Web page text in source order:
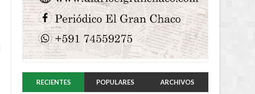
RECIENTES POPULARES ARCHIVOS